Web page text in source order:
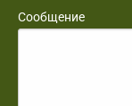
Сообщение